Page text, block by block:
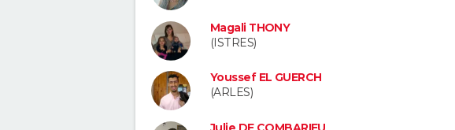
Magali THONY
(ISTRES)
Youssef EL GUERCH
(ARLES)